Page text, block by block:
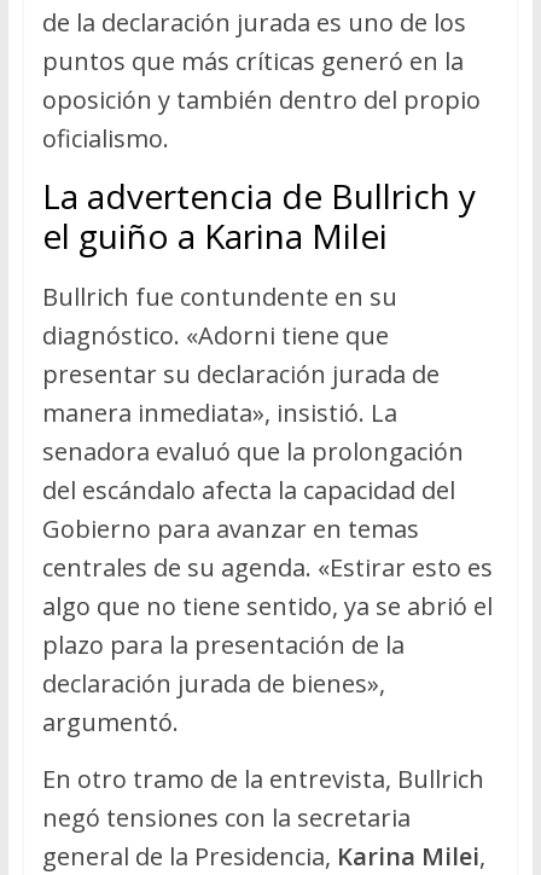
de la declaración jurada es uno de los
puntos que más críticas generó en la
oposición y también dentro del propio
oficialismo.
La advertencia de Bullrich y
el guiño a Karina Milei
Bullrich fue contundente en su
diagnóstico. «Adorni tiene que
presentar su declaración jurada de
manera inmediata», insistió. La
senadora evaluó que la prolongación
del escándalo afecta la capacidad del
Gobierno para avanzar en temas
centrales de su agenda. «Estirar esto es
algo que no tiene sentido, ya se abrió el
plazo para la presentación de la
declaración jurada de bienes»,
argumentó.
En otro tramo de la entrevista, Bullrich
negó tensiones con la secretaria
general de la Presidencia, Karina Milei,